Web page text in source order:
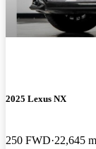
2025 Lexus NX
250 FWD 22,645